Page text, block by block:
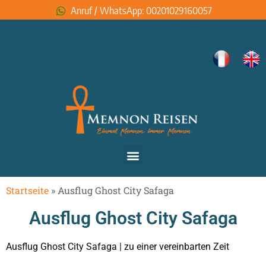
Anruf / WhatsApp: 00201029160057
Startseite »Ausflug Ghost City Safaga
Ausflug Ghost City Safaga
Ausflug Ghost City Safaga | zu einer vereinbarten Zeit